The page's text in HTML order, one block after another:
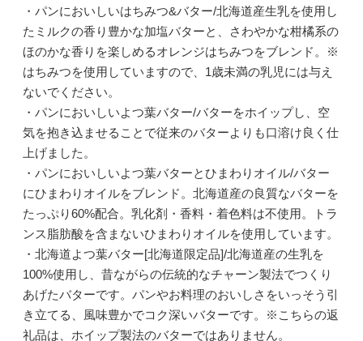
・パンにおいしいはちみつ&バター/北海道産生乳を使用し
たミルクの香り豊かな加塩バターと、さわやかな柑橘系の
ほのかな香りを楽しめるオレンジはちみつをブレンド。※
はちみつを使用していますので、1歳未満の乳児には与え
ないでください。
・パンにおいしいよつ葉バター/バターをホイップし、空
気を抱き込ませることで従来のバターよりも口溶け良く仕
上げました。
・パンにおいしいよつ葉バターとひまわりオイル/バター
にひまわりオイルをブレンド。北海道産の良質なバターを
たっぷり60%配合。乳化剤・香料・着色料は不使用。トラ
ンス脂肪酸を含まないひまわりオイルを使用しています。
・北海道よつ葉バター[北海道限定品]/北海道産の生乳を
100%使用し、昔ながらの伝統的なチャーン製法でつくり
あげたバターです。パンやお料理のおいしさをいっそう引
き立てる、風味豊かでコク深いバターです。※こちらの返
礼品は、ホイップ製法のバターではありません。